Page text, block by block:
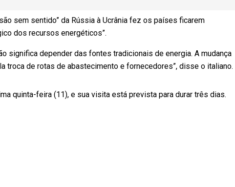
sem sentido” da Rússia à Ucrânia fez os países ficarem
dos recursos energéticos”.
significa depender das fontes tradicionais de energia. A mudança
troca de rotas de abastecimento e fornecedores”, disse o italiano.
quinta-feira (11), e sua visita está prevista para durar três dias.